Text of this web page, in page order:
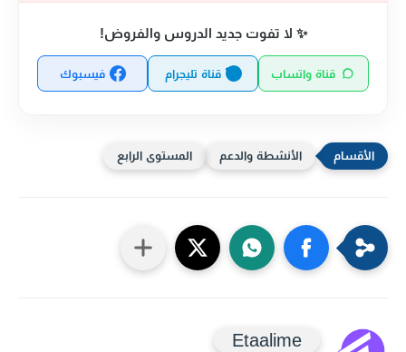
✨ لا تفوت جديد الدروس والفروض!
قناة واتساب قناة تليجرام فيسبوك
الأنشطة والدعم المستوى الرابع
Etaalime